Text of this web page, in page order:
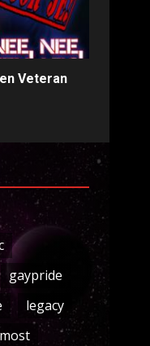
Veteran
gaypride
legacy
most